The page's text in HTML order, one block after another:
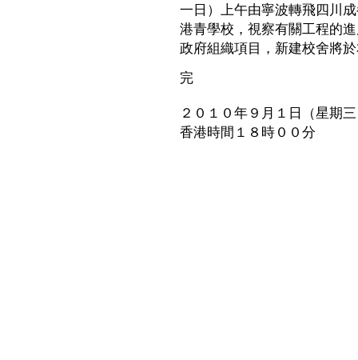
一日）上午由寧波轉飛四川
港青學校，視察有關工程的
政府組織項目，新建校舍將
完
２０１０年９月１日（星期
香港時間１８時００分